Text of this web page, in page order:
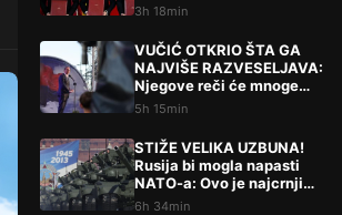
Tirane i Prištine – detalji koji
3h 18min
VUČIĆ OTKRIO ŠTA GA
NAJVIŠE RAZVESELJAVA:
Njegove reči će mnoge
iznenaditi!
5h 15min
STIŽE VELIKA UZBUNA!
Rusija bi mogla napasti
NATO-a: Ovo je najcrnji
scenarij
6h 34min